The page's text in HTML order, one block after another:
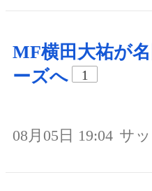
MF横田大祐が
ーズへ
1
08月05日 19:04 サ